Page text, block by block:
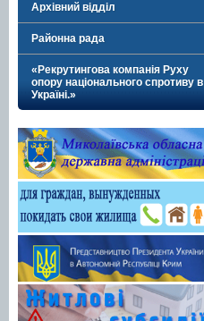
Архівний відділ
Районна рада
«Рекрутингова компанія Руху
опору національного спротиву в
Україні.»